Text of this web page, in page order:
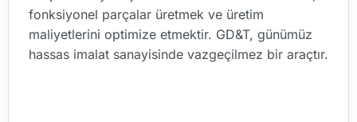
fonksiyonel parçalar üretmek ve üretim
maliyetlerini optimize etmektir. GD&T, günümüz
hassas imalat sanayisinde vazgeçilmez bir araçtır.